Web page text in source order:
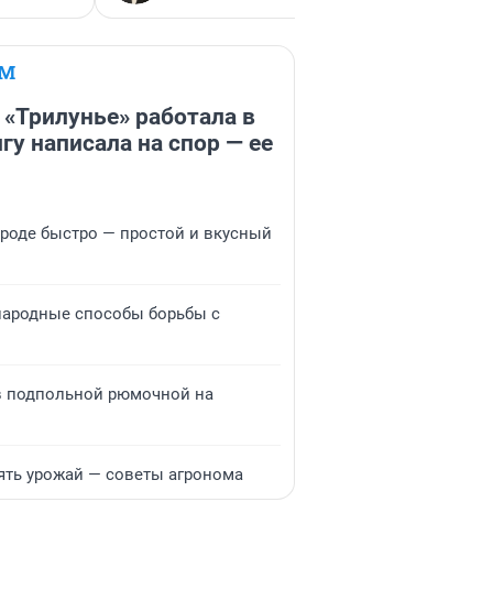
работала в
написала на спор — ее
быстро — простой и вкусный
способы борьбы с
подпольной рюмочной на
урожай — советы агронома